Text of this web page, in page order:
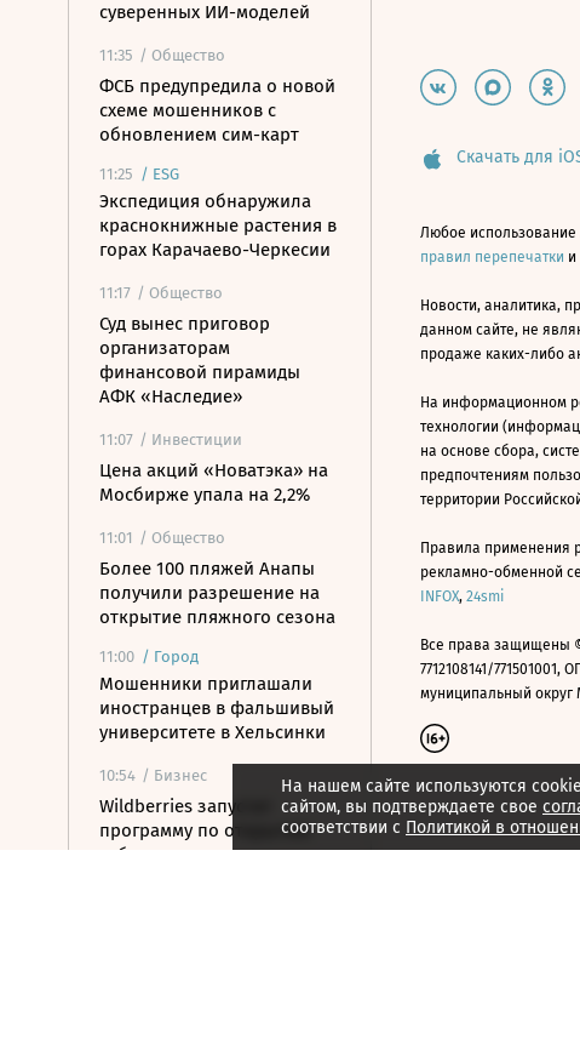
суверенных ИИ-моделей
11:35 / Общество
ФСБ предупредила о новой
схеме мошенников с
обновлением сим-карт
11:25 / ESG
Экспедиция обнаружила
краснокнижные растения в
горах Карачаево-Черкесии
11:17 / Общество
Суд вынес приговор
организаторам
финансовой пирамиды
АФК «Наследие»
11:07 / Инвестиции
Цена акций «Новатэка» на
Мосбирже упала на 2,2%
11:01 / Общество
Более 100 пляжей Анапы
получили разрешение на
открытие пляжного сезона
11:00 / Город
Мошенники приглашали
иностранцев в фальшивый
университете в Хельсинки
10:54 / Бизнес
Wildberries запустит
программу по открытию
хабов для хранения
На нашем сайте используются
сайтом, вы подтверждаете свое
соответствии с Политикой в
Скачать для
Любое использование
правил перепечатки и
Новости, аналитика,
данном сайте, не
продаже каких-либо
На информационном
технологии
на основе сбора,
предпочтениям
территории
Правила применения
рекламно-обменной
INFOX, 24smi
Все права защищены
7712108141/771501001,
муниципальный округ